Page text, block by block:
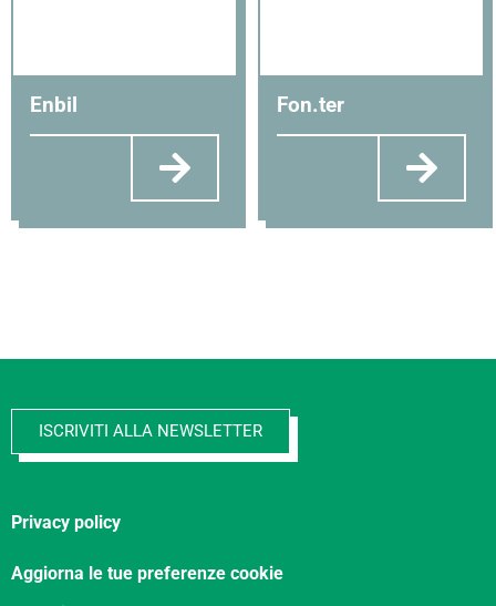
Enbil Fon.ter​
ISCRIVITI ALLA NEWSLETTER
Privacy policy
Aggiorna le tue preferenze cookie